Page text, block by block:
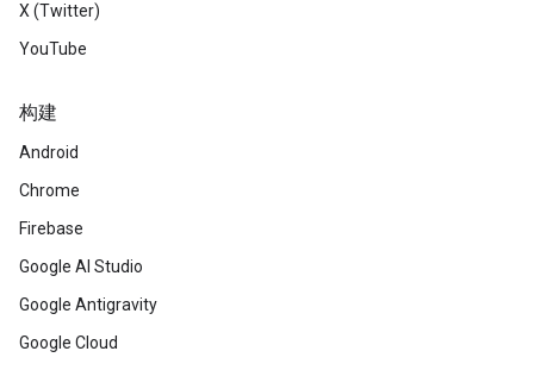
X (Twitter)
YouTube
构建
Android
Chrome
Firebase
Google AI Studio
Google Antigravity
Google Cloud